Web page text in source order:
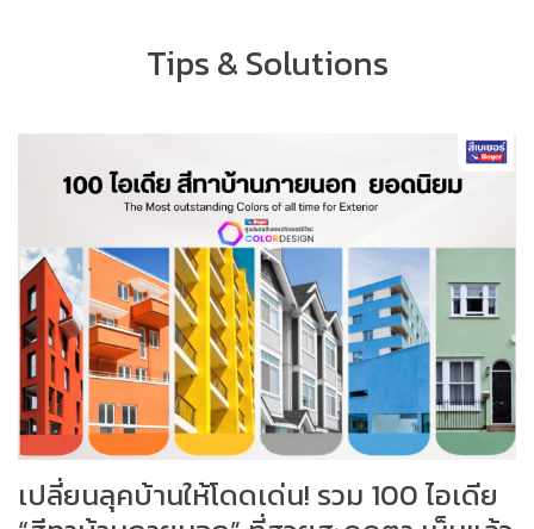
Tips & Solutions
เปลี่ยนลุคบ้านให้โดดเด่น! รวม 100 ไอเดีย